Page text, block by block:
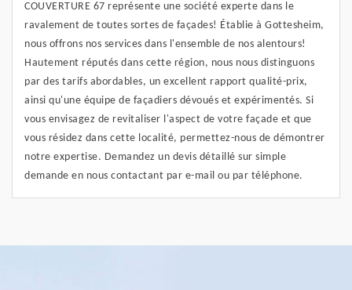
COUVERTURE 67 représente une société experte dans le
ravalement de toutes sortes de façades! Établie à Gottesheim,
nous offrons nos services dans l'ensemble de nos alentours!
Hautement réputés dans cette région, nous nous distinguons
par des tarifs abordables, un excellent rapport qualité-prix,
ainsi qu'une équipe de façadiers dévoués et expérimentés. Si
vous envisagez de revitaliser l'aspect de votre façade et que
vous résidez dans cette localité, permettez-nous de démontrer
notre expertise. Demandez un devis détaillé sur simple
demande en nous contactant par e-mail ou par téléphone.